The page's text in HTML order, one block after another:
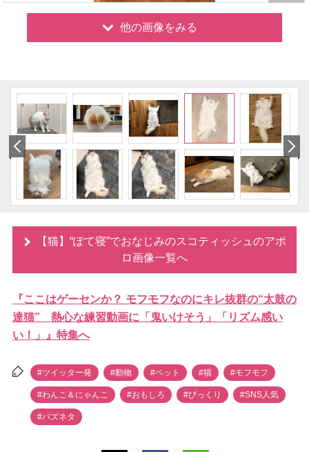
他の画像をみる
【猫】“ぽて寝”でおなじみのスコティッシュのアポ
ロ画像一覧へ
『ここはゲーセンか？ モフモフなのにキレ抜群の“太鼓の
達猫” 熱心な練習動画に「鬼いけそう」「リズム感い
い！」』特集へ
#ツイッター発 #動物 #ペット #猫 #モフモフ
#わんこ＆にゃんこ #おもしろ #びっくり #SNS人気
#バズネタ